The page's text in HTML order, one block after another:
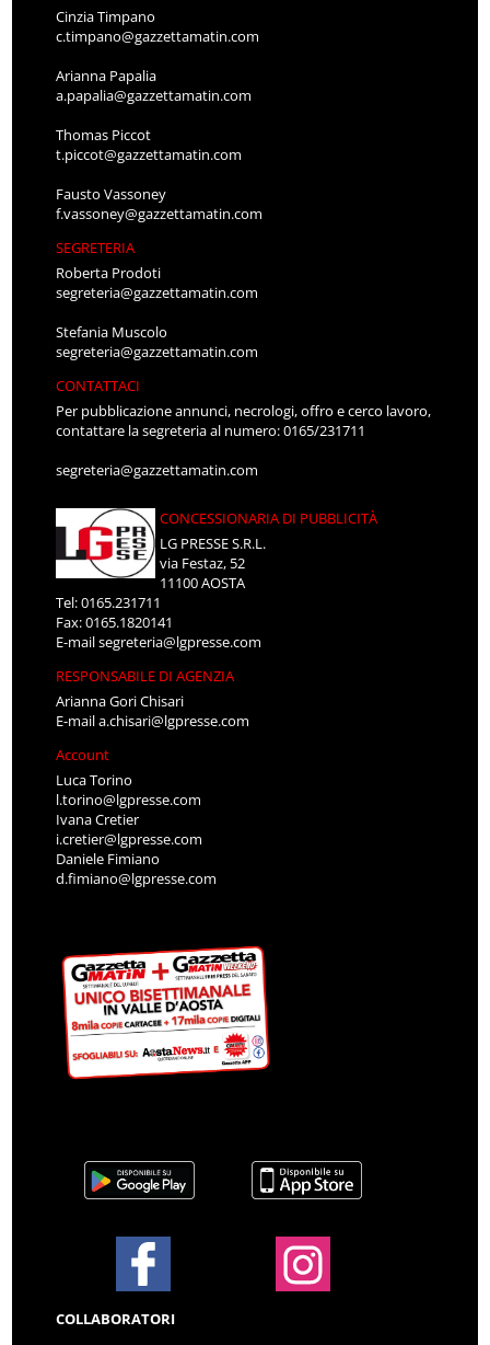
Cinzia Timpano
c.timpano@gazzettamatin.com
Arianna Papalia
a.papalia@gazzettamatin.com
Thomas Piccot
t.piccot@gazzettamatin.com
Fausto Vassoney
f.vassoney@gazzettamatin.com
SEGRETERIA
Roberta Prodoti
segreteria@gazzettamatin.com
Stefania Muscolo
segreteria@gazzettamatin.com
CONTATTACI
Per pubblicazione annunci, necrologi, offro e cerco lavoro,
contattare la segreteria al numero: 0165/231711
segreteria@gazzettamatin.com
CONCESSIONARIA DI PUBBLICITÀ
LG PRESSE S.R.L.
via Festaz, 52
11100 AOSTA
Tel: 0165.231711
Fax: 0165.1820141
E-mailsegreteria@lgpresse.com
RESPONSABILE DI AGENZIA
Arianna Gori Chisari
E-maila.chisari@lgpresse.com
Account
Luca Torino
l.torino@lgpresse.com
Ivana Cretier
i.cretier@lgpresse.com
Daniele Fimiano
d.fimiano@lgpresse.com
COLLABORATORI